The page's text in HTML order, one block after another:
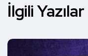
İlgili Yazılar